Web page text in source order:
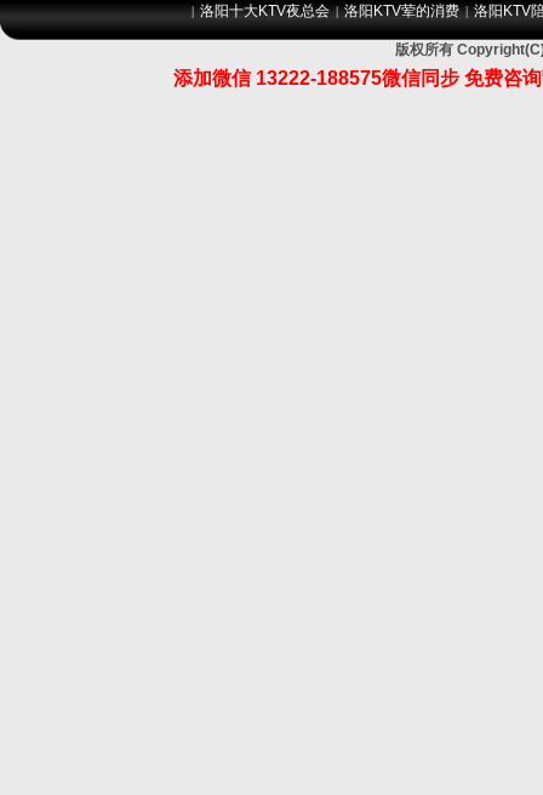
|洛阳十大KTV夜总会 |洛阳KTV荤的消费 |洛阳KTV
版权所有
添加微信 13222-188575微信同步 免费咨